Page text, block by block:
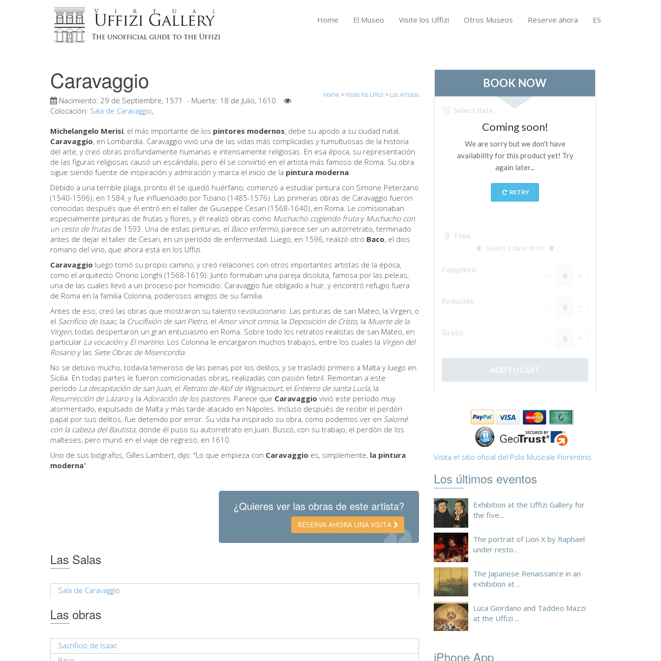
Home El Museo Visite los Uffizi Otros Museos Reserve ahora ES
Caravaggio
Home >Visite los Uffizi > Los Artistas
Nacimiento: 29 de Septiembre, 1571 - Muerte: 18 de Julio, 1610
Colocación: Sala de Caravaggio,
Michelangelo Merisi, el más importante de los pintores modernos, debe su apodo a su ciudad natal,
Caravaggio, en Lombardía. Caravaggio vivió una de las vidas más complicadas y tumultuosas de la historia
del arte, y creó obras profundamente humanas e intensamente religiosas. En esa época, su representación
de las figuras religiosas causó un escándalo, pero él se convirtió en el artista más famoso de Roma. Su obra
sigue siendo fuente de inspiración y admiración y marca el inicio de la pintura moderna.
Debido a una terrible plaga, pronto él se quedó huérfano; comenzó a estudiar pintura con Simone Peterzano
(1540-1596), en 1584, y fue influenciado por Tiziano (1485-1576). Las primeras obras de Caravaggio fueron
conocidas después que él entró en el taller de Giuseppe Cesari (1568-1640), en Roma. Le comisionaban
especialmente pinturas de frutas y flores, y él realizó obras como Muchacho cogiendo frutay Muchacho con
un cesto de frutas de 1593. Una de estas pinturas, el Baco enfermo, parece ser un autorretrato, terminado
antes de dejar el taller de Cesari, en un período de enfermedad. Luego, en 1596, realizó otro Baco, el dios
romano del vino, que ahora está en los Uffizi.
Caravaggio luego tomó su propio camino, y creó relaciones con otros importantes artistas de la época,
como el arquitecto Onorio Longhi (1568-1619). Junto formaban una pareja disoluta, famosa por las peleas,
una de las cuales llevó a un proceso por homicidio. Caravaggio fue obligado a huir, y encontró refugio fuera
de Roma en la familia Colonna, poderosos amigos de su familia.
Antes de eso, creó las obras que mostraron su talento revolucionario. Las pinturas de san Mateo, la Virgen, o
el Sacrificio de Isaac, la Crucifixión de san Pietro, el Amor vincit omnia, la Deposición de Cristo, la Muerte de la
Virgen, todas despertaron un gran entusiasmo en Roma. Sobre todo los retratos realistas de san Mateo, en
particular La vocación y El martirio. Los Colonna le encargaron muchos trabajos, entre los cuales la Virgen del
Rosario y las Siete Obras de Misericordia.
No se detuvo mucho, todavía temeroso de las penas por los delitos, y se trasladó primero a Malta y luego en
Sicilia. En todas partes le fueron comisionadas obras, realizadas con pasión febril. Remontan a este
período La decapitación de san Juan, el Retrato de Alof de Wignacourt, el Entierro de santa Lucía, la
Resurrección de Lázaro y la Adoración de los pastores. Parece que Caravaggio vivió este período muy
atormentado, expulsado de Malta y más tarde atacado en Nápoles. Incluso después de recibir el perdón
papal por sus delitos, fue detenido por error. Su vida ha inspirado su obra, como podemos ver en Salomé
con la cabeza del Bautista, donde él puso su autorretrato en Juan. Buscó, con su trabajo, el perdón de los
malteses, pero murió en el viaje de regreso, en 1610.
Uno de sus biógrafos, Gilles Lambert, dijo: "Lo que empieza con Caravaggio es, simplemente, la pintura
moderna".
¿Quieres ver las obras de este artista?
RESERVA AHORA UNA VISITA
Las Salas
Sala de Caravaggio
Las obras
Sacrificio de Isaac
Visita el sitio oficial del Polo Museale Fiorentino.
Los últimos eventos
Exhibition at the Uffizi Gallery for
the five...
The portrait of Lion X by Raphael
under resto...
The Japanese Renaissance in an
exhibition at ...
Luca Giordano and Taddeo Mazzi
at the Uffizi ...
iPhone App